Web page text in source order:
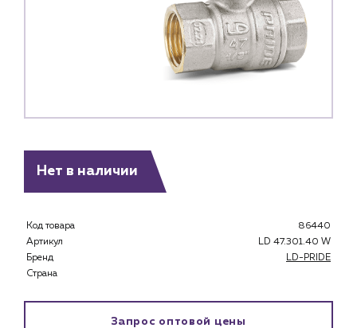
Нет в наличии
Код товара
86440
Артикул
LD 47.301.40 W
Бренд
LD-PRIDE
Страна
Запрос оптовой цены